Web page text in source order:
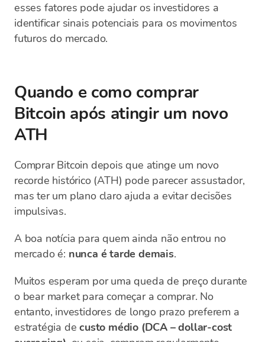
esses fatores pode ajudar os investidores a
identificar sinais potenciais para os movimentos
futuros do mercado.
Quando e como comprar
Bitcoin após atingir um novo
ATH
Comprar Bitcoin depois que atinge um novo
recorde histórico (ATH) pode parecer assustador,
mas ter um plano claro ajuda a evitar decisões
impulsivas.
A boa notícia para quem ainda não entrou no
mercado é: nunca é tarde demais.
Muitos esperam por uma queda de preço durante
o bear market para começar a comprar. No
entanto, investidores de longo prazo preferem a
estratégia decusto médio (DCA – dollar-cost